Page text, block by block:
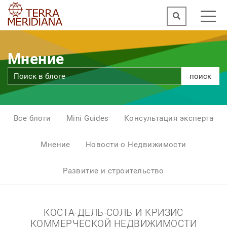
Мнение
поиск
Все блоги Mini Guides Консультация эксперта
Мнение Новости о Недвижимости
Развитие и строительство
КОСТА-ДЕЛЬ-СОЛЬ И КРИЗИС
КОММЕРЧЕСКОЙ НЕДВИЖИМОСТИ